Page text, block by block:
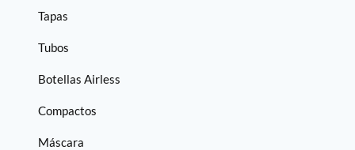
Tapas
Tubos
Botellas Airless
Compactos
Máscara